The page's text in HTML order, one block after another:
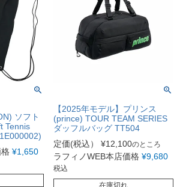
ソフト
Tennis
¥1,650
【2025年モデル】プリンス
(prince) TOUR TEAM SERIES
ダッフルバッグ TT504
定価(税込）
¥12,100のところ
ラフィノWEB本店価格 ¥9,680
税込
在庫切れ